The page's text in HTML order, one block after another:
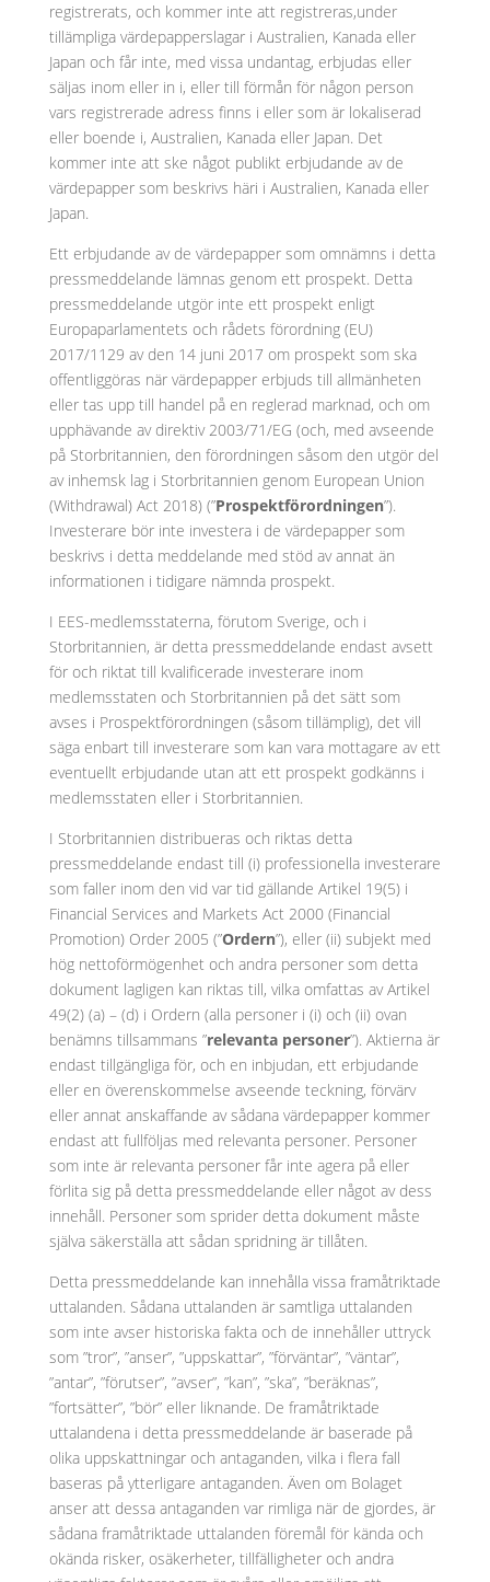
registrerats, och kommer inte att registreras,under
tillämpliga värdepapperslagar i Australien, Kanada eller
Japan och får inte, med vissa undantag, erbjudas eller
säljas inom eller in i, eller till förmån för någon person
vars registrerade adress finns i eller som är lokaliserad
eller boende i, Australien, Kanada eller Japan. Det
kommer inte att ske något publikt erbjudande av de
värdepapper som beskrivs häri i Australien, Kanada eller
Japan.
Ett erbjudande av de värdepapper som omnämns i detta
pressmeddelande lämnas genom ett prospekt. Detta
pressmeddelande utgör inte ett prospekt enligt
Europaparlamentets och rådets förordning (EU)
2017/1129 av den 14 juni 2017 om prospekt som ska
offentliggöras när värdepapper erbjuds till allmänheten
eller tas upp till handel på en reglerad marknad, och om
upphävande av direktiv 2003/71/EG (och, med avseende
på Storbritannien, den förordningen såsom den utgör del
av inhemsk lag i Storbritannien genom European Union
(Withdrawal) Act 2018) (”Prospektförordningen”).
Investerare bör inte investera i de värdepapper som
beskrivs i detta meddelande med stöd av annat än
informationen i tidigare nämnda prospekt.
I EES-medlemsstaterna, förutom Sverige, och i
Storbritannien, är detta pressmeddelande endast avsett
för och riktat till kvalificerade investerare inom
medlemsstaten och Storbritannien på det sätt som
avses i Prospektförordningen (såsom tillämplig), det vill
säga enbart till investerare som kan vara mottagare av ett
eventuellt erbjudande utan att ett prospekt godkänns i
medlemsstaten eller i Storbritannien.
I Storbritannien distribueras och riktas detta
pressmeddelande endast till (i) professionella investerare
som faller inom den vid var tid gällande Artikel 19(5) i
Financial Services and Markets Act 2000 (Financial
Promotion) Order 2005 (”Ordern”), eller (ii) subjekt med
hög nettoförmögenhet och andra personer som detta
dokument lagligen kan riktas till, vilka omfattas av Artikel
49(2) (a) – (d) i Ordern (alla personer i (i) och (ii) ovan
benämns tillsammans ”relevanta personer”). Aktierna är
endast tillgängliga för, och en inbjudan, ett erbjudande
eller en överenskommelse avseende teckning, förvärv
eller annat anskaffande av sådana värdepapper kommer
endast att fullföljas med relevanta personer. Personer
som inte är relevanta personer får inte agera på eller
förlita sig på detta pressmeddelande eller något av dess
innehåll. Personer som sprider detta dokument måste
själva säkerställa att sådan spridning är tillåten.
Detta pressmeddelande kan innehålla vissa framåtriktade
uttalanden. Sådana uttalanden är samtliga uttalanden
som inte avser historiska fakta och de innehåller uttryck
som ”tror”, ”anser”, ”uppskattar”, ”förväntar”, ”väntar”,
”antar”, ”förutser”, ”avser”, ”kan”, ”ska”, ”beräknas”,
”fortsätter”, ”bör” eller liknande. De framåtriktade
uttalandena i detta pressmeddelande är baserade på
olika uppskattningar och antaganden, vilka i flera fall
baseras på ytterligare antaganden. Även om Bolaget
anser att dessa antaganden var rimliga när de gjordes, är
sådana framåtriktade uttalanden föremål för kända och
okända risker, osäkerheter, tillfälligheter och andra